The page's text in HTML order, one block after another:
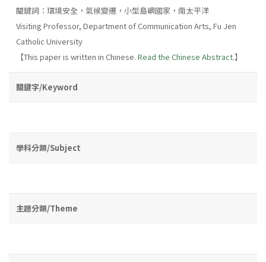
關鍵詞：環境安全，氣候變遷，小型島嶼國家，南太平洋
Visiting Professor, Department of Communication Arts, Fu Jen
Catholic University
【This paper is written in Chinese. Read the Chinese Abstract.】
關鍵字/Keyword
學科分類/Subject
主題分類/Theme